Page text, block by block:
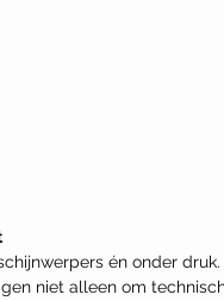
én onder
niet alleen om